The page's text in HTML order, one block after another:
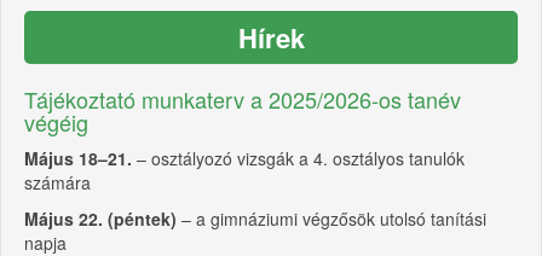
Hírek
Tájékoztató munkaterv a 2025/2026-os tanév
végéig
Május 18–21. – osztályozó vizsgák a 4. osztályos tanulók
számára
Május 22. (péntek) – a gimnáziumi végzősök utolsó tanítási
napja